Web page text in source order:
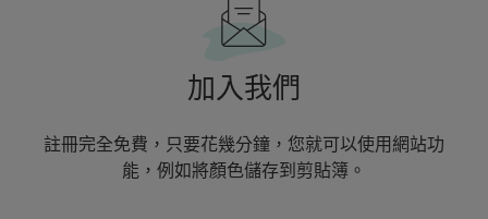
加入我們
註冊完全免費，只要花幾分鐘，您就可以使用網站功
能，例如將顏色儲存到剪貼簿。